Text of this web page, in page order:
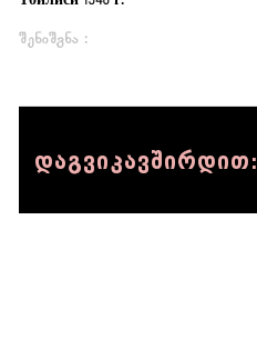
შენიშვნა :
დაგვიკავშირდით: